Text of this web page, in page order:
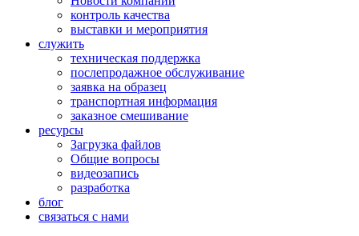
контроль качества
выставки и мероприятия
служить
техническая поддержка
послепродажное обслуживание
заявка на образец
транспортная информация
заказное смешивание
ресурсы
Загрузка файлов
Общие вопросы
видеозапись
разработка
блог
связаться с нами